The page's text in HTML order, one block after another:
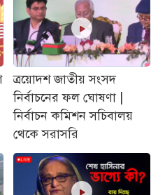
ত্রয়োদশ জাতীয় সংসদ
নির্বাচনের ফল ঘোষণা |
নির্বাচন কমিশন সচিবালয়
থেকে সরাসরি